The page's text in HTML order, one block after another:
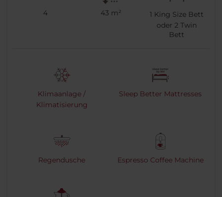
4 43 m² 1 King Size Bett
oder2 Twin
Bett
Klimaanlage /
Klimatisierung
Sleep Better Mattresses
Regendusche Espresso Coffee Machine